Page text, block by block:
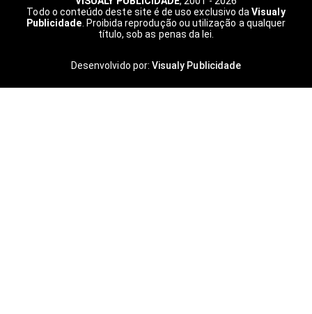
Todo o conteúdo deste site é de uso exclusivo daVisualy
Publicidade. Proibida reprodução ou utilização a qualquer
título, sob as penas da lei.
Desenvolvido por: Visualy Publicidade